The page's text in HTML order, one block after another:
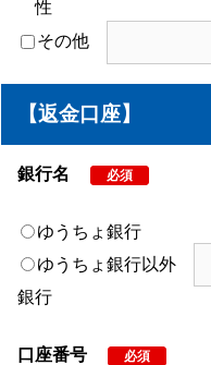
性
その他
【返金口座】
銀行名 必須
ゆうちょ銀行
ゆうちょ銀行以外
銀行
口座番号 必須